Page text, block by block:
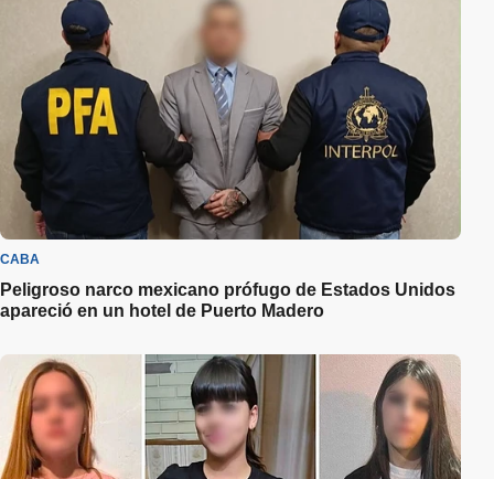
CABA
Peligroso narco mexicano prófugo de Estados Unidos
apareció en un hotel de Puerto Madero